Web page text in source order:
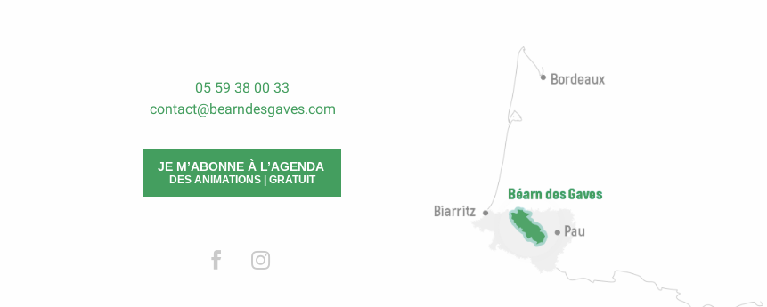
05 59 38 00 33
contact@bearndesgaves.com
JE M’ABONNE À L’AGENDA
DES ANIMATIONS | GRATUIT